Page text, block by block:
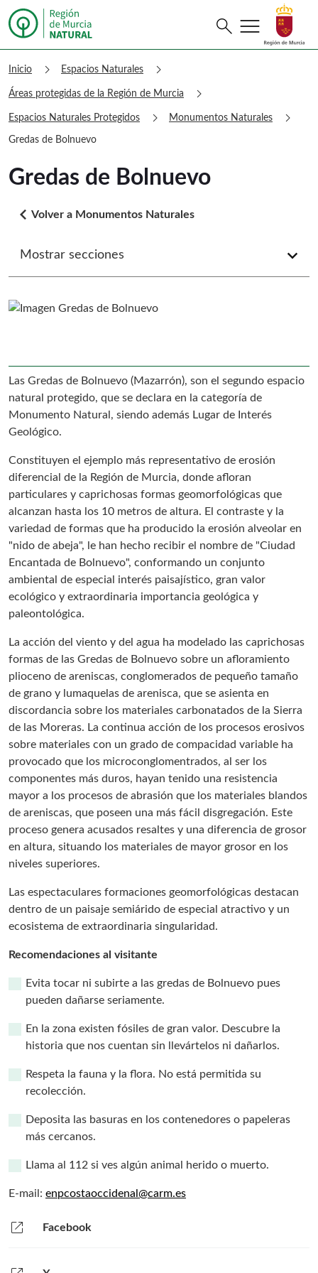
Murcia Natural Gredas de Bolnuevo
Buscar
search menu
Inicio chevron_right Espacios Naturales chevron_right
Áreas protegidas de la Región de Murcia chevron_right
Espacios Naturales Protegidos chevron_right Monumentos Naturales chevron_right
Gredas de Bolnuevo
Gredas de Bolnuevo
arrow_back_ios Volver a Monumentos Naturales
Mostrar secciones arrow_forward_ios
Las Gredas de Bolnuevo (Mazarrón), son el segundo espacio
natural protegido, que se declara en la categoría de
Monumento Natural, siendo además Lugar de Interés
Geológico.
Constituyen el ejemplo más representativo de erosión
diferencial de la Región de Murcia, donde afloran
particulares y caprichosas formas geomorfológicas que
alcanzan hasta los 10 metros de altura. El contraste y la
variedad de formas que ha producido la erosión alveolar en
"nido de abeja", le han hecho recibir el nombre de "Ciudad
Encantada de Bolnuevo", conformando un conjunto
ambiental de especial interés paisajístico, gran valor
ecológico y extraordinaria importancia geológica y
paleontológica.
La acción del viento y del agua ha modelado las caprichosas
formas de las Gredas de Bolnuevo sobre un afloramiento
plioceno de areniscas, conglomerados de pequeño tamaño
de grano y lumaquelas de arenisca, que se asienta en
discordancia sobre los materiales carbonatados de la Sierra
de las Moreras. La continua acción de los procesos erosivos
sobre materiales con un grado de compacidad variable ha
provocado que los microconglomentrados, al ser los
componentes más duros, hayan tenido una resistencia
mayor a los procesos de abrasión que los materiales blandos
de areniscas, que poseen una más fácil disgregación. Este
proceso genera acusados resaltes y una diferencia de grosor
en altura, situando los materiales de mayor grosor en los
niveles superiores.
Las espectaculares formaciones geomorfológicas destacan
dentro de un paisaje semiárido de especial atractivo y un
ecosistema de extraordinaria singularidad.
Recomendaciones al visitante
Evita tocar ni subirte a las gredas de Bolnuevo pues
pueden dañarse seriamente.
En la zona existen fósiles de gran valor. Descubre la
historia que nos cuentan sin llevártelos ni dañarlos.
Respeta la fauna y la flora. No está permitida su
recolección.
Deposita las basuras en los contenedores o papeleras
más cercanos.
Llama al 112 si ves algún animal herido o muerto.
E-mail: enpcostaoccidenal@carm.es
open_in_new Facebook